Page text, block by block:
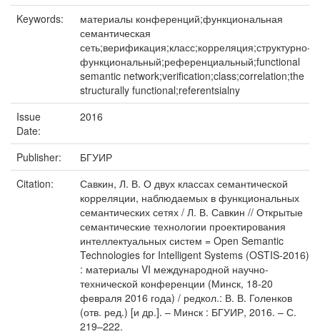
Keywords:
материалы конференций;функциональная
семантическая
сеть;верификация;класс;корреляция;структурно-
функциональный;референциальный;functional
semantic network;verification;class;correlation;the
structurally functional;referentsialny
Issue
Date:
2016
Publisher:
БГУИР
Citation:
Савкин, Л. В. О двух классах семантической
корреляции, наблюдаемых в функциональных
семантических сетях / Л. В. Савкин // Открытые
семантические технологии проектирования
интеллектуальных систем = Open Semantic
Technologies for Intelligent Systems (OSTIS-2016)
: материалы VI международной научно-
технической конференции (Минск, 18-20
февраля 2016 года) / редкол.: В. В. Голенков
(отв. ред.) [и др.]. – Минск : БГУИР, 2016. – С.
219–222.